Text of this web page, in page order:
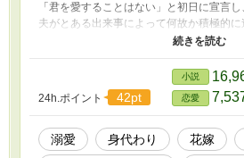
「君を愛することはない」と初日に宣言
夫がとある出来事によって何故か積極的
夫を騙していると心苦しくなりつつも、セ
徐々に惹かれていくエヴェリが敵国で幸
24h.ポイント 42pt
小説
恋愛
溺愛 身代わり 花嫁